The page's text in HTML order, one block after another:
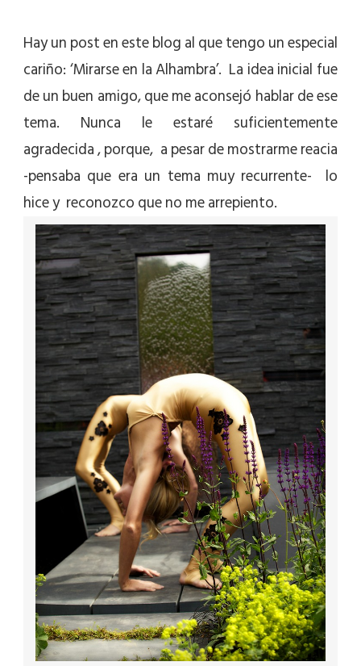
Hay un post en este blog al que tengo un especial
cariño: ‘Mirarse en la Alhambra’. La idea inicial fue
de un buen amigo, que me aconsejó hablar de ese
tema. Nunca le estaré suficientemente
agradecida , porque, a pesar de mostrarme reacia
-pensaba que era un tema muy recurrente- lo
hice y reconozco que no me arrepiento.